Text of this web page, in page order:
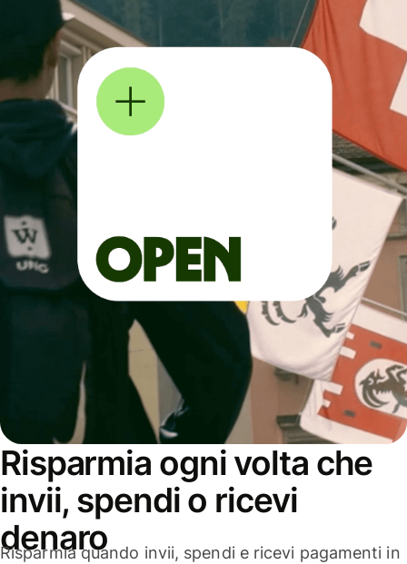
Risparmia ogni volta che
invii, spendi o ricevi
denaro
Risparmia quando invii, spendi e ricevi pagamenti in